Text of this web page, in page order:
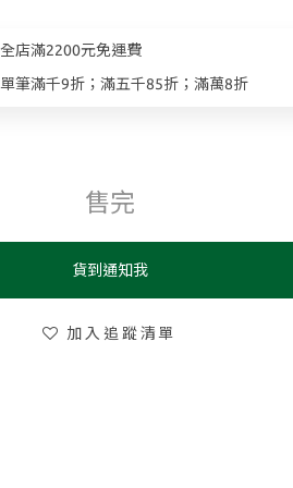
店滿2200元免運費
筆滿千9折；滿五千85折；滿萬8折
售完
貨到通知我
加入追蹤清單